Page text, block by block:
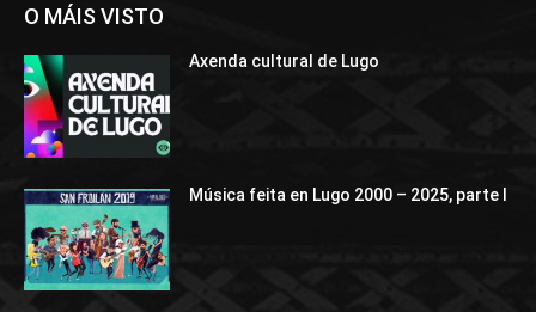
O MÁIS VISTO
Axenda cultural de Lugo
Música feita en Lugo 2000 – 2025, parte I